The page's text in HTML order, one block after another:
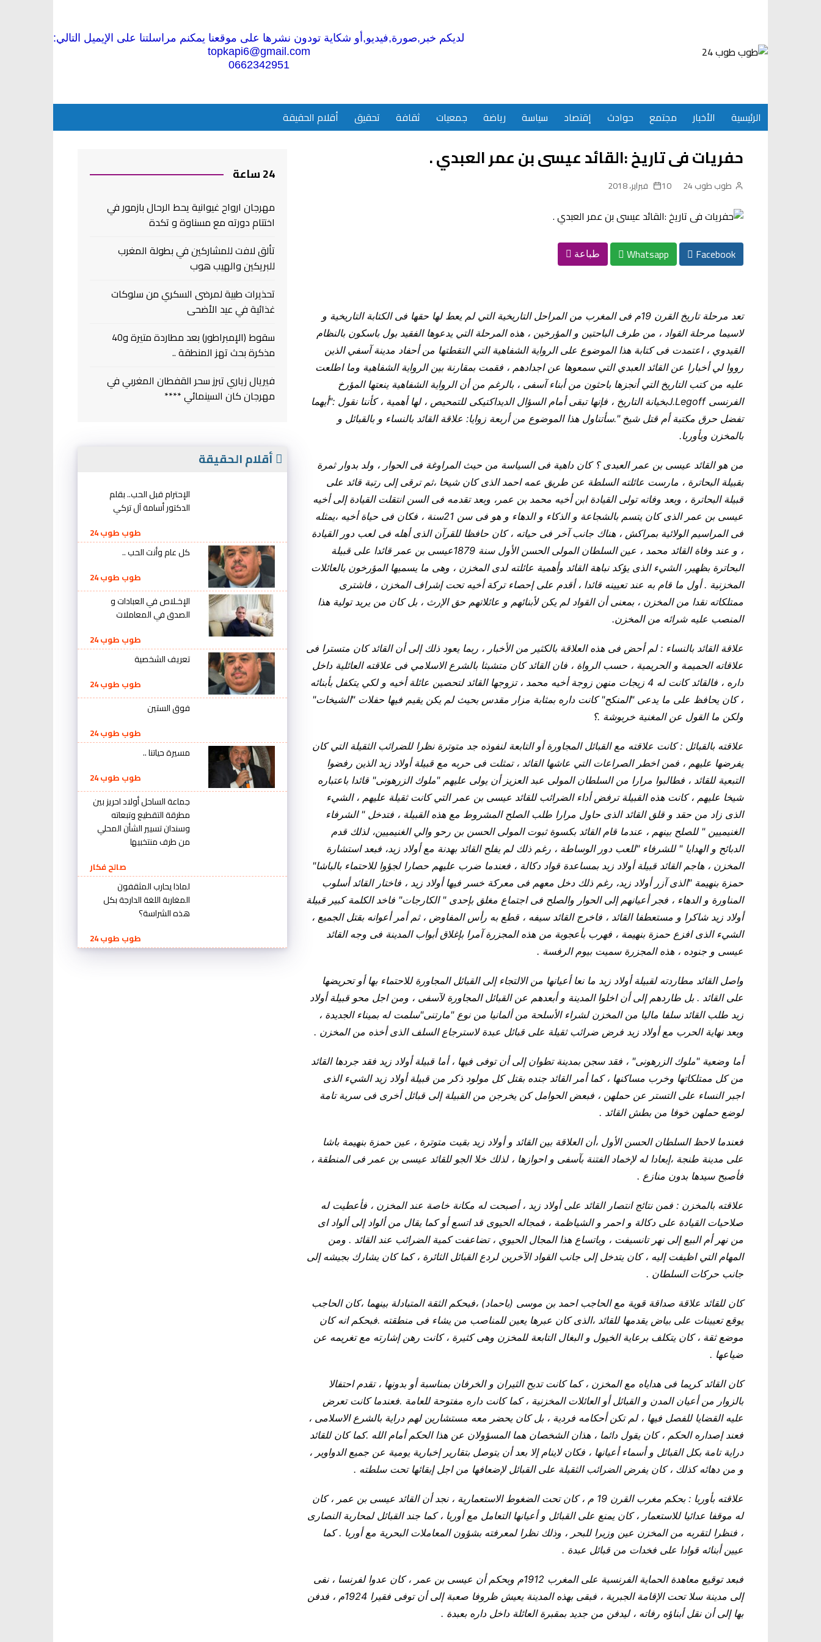
لديكم خبر,صورة,فيديو,أو شكاية تودون نشرها على موقعنا يمكنم مراسلتنا على الإيميل التالي:
topkapi6@gmail.com
0662342951
الرئيسية الأخبار مجتمع حوادث إقتصاد سياسة رياضة جمعيات ثقافة تحقيق أقلام الحقيقة
حفريات فى تاريخ :القائد عيسى بن عمر العبدي .
طوب طوب 24 10 فبراير، 2018
Facebook
Whatsapp طباعة
تعد مرحلة تاريخ القرن 19م فى المغرب من المراحل التاريخية التي لم يعط لها حقها فى الكتابة التاريخية و
لاسيما مرحلة القواد ، من طرف الباحتين و المؤرخين ، هذه المرحلة التي يدعوها الفقيد بول باسكون بالنظام
القيدوي ، اعتمدت فى كتابة هذا الموضوع على الرواية الشفاهية التي التقطتها من أحفاد مدينة آسفي الذين
رووا لي أخبارا عن القائد العبدي التي سمعوها عن اجدادهم ، فقمت بمقارنة بين الرواية الشفاهية وما اطلعت
عليه من كتب التاريخ التي أنجزها باحثون من أبناء آسفى ، بالرغم من أن الرواية الشفاهية ينعتها المؤرخ
الفرنسىJ.Legoffبخيانة التاريخ ، فإنها تبقى أمام السؤال الديداكتيكى للتمحيص ، لها أهمية ، كأننا نقول :"أيهما
تفضل حرق مكتبة أم قتل شيخ ".سأتناول هذا الموضوع من أربعة زوايا: علاقة القائد بالنساء و بالقبائل و
بالمخزن وبأوربا.
من هو القائد عيسى بن عمر العبدى ؟ كان داهية فى السياسة من حيث المراوغة فى الحوار ، ولد بدوار ثمرة
بقبيلة البحاترة ، مارست عائلته السلطة عن طريق عمه احمد الذى كان شيخا ،ثم ترقى إلى رتبة قائد على
قبيلة البحاترة ، وبعد وفاته تولى القيادة ابن أخيه محمد بن عمر، وبعد تقدمه فى السن انتقلت القيادة إلى أخيه
عيسى بن عمر الذى كان يتسم بالشجاعة و الذكاء و الدهاء و هو فى سن 21سنة ، فكان فى حياة أخيه ،يمثله
فى المراسيم الولائية بمراكش ، هناك جانب آخر فى حياته ، كان حافظا للقرآن الذى أهله فى لعب دور القيادة
، و عند وفاة القائد محمد ، عين السلطان المولى الحسن الأول سنة 1879عيسى بن عمر قائدا على قبيلة
البحاترة بظهير، الشيء الذى يؤكد نباهة القائد وأهمية عائلته لدى المخزن ، وهى ما يسميها المؤرخون بالعائلات
المخزنية . أول ما قام به عند تعيينه قائدا ، أقدم على إحصاء تركة أخيه تحت إشراف المخزن ، فاشترى
ممتلكاته نقدا من المخزن ، بمعنى أن القواد لم يكن لأبنائهم و عائلاتهم حق الإرث ، بل كان من يريد تولية هذا
المنصب عليه شرائه من المخزن.
علاقة القائد بالنساء : لم أحض فى هذه العلاقة بالكثير من الأخبار ، ربما يعود ذلك إلى أن القائد كان متسترا فى
علاقاته الحميمة و الحريمية ، حسب الرواة ، فان القائد كان متشبثا بالشرع الاسلامي فى علاقته العائلية داخل
داره ، فالقائد كانت له 4 زيجات منهن زوجة أخيه محمد ، تزوجها القائد لتحصين عائلة أخيه و لكي يتكفل بأبنائه
، كان يحافظ على ما يدعى "المنكح" كانت داره بمثابة مزار مقدس بحيث لم يكن يقيم فيها حفلات "الشيخات"
ولكن ما القول عن المغنية خربوشة .؟
علاقته بالقبائل : كانت علاقته مع القبائل المجاورة أو التابعة لنفوذه جد متوترة نظرا للضرائب الثقيلة التي كان
يفرضها عليهم ، فمن اخطر الصراعات التي عاشها القائد ، تمثلت فى حربه مع قبيلة أولاد زيد الذين رفضوا
التبعية للقائد ، فطالبوا مرارا من السلطان المولى عبد العزيز أن يولى عليهم "ملوك الزرهونى" قائدا باعتباره
شيخا عليهم ، كانت هذه القبيلة ترفض أداء الضرائب للقائد عيسى بن عمر التي كانت ثقيلة عليهم ، الشيء
الذى زاد من حقد و قلق القائد الذى حاول مرارا طلب الصلح المشروط مع هذه القبيلة ، فتدخل " الشرفاء
الغنيميين " للصلح بينهم ، عندما قام القائد بكسوة ثبوت المولى الحسن بن رحو والي الغنيميين، لذلك قدم
الدبائح و الهدايا " للشرفاء "للعب دور الوساطة ، رغم ذلك لم يفلح القائد بهدنة مع أولاد زيد، فبعد استشارة
المخزن ، هاجم القائد قبيلة أولاد زيد بمساعدة قواد دكالة ، فعندما ضرب عليهم حصارا لجؤوا للاحتماء بالباشا"
حمزة بنهيمة "الذى آزر أولاد زيد، رغم ذلك دخل معهم فى معركة خسر فيها أولاد زيد ، فاختار القائد أسلوب
المناورة و الدهاء ، فجر أعيانهم إلى الحوار والصلح فى اجتماع مغلق بإحدى " الكارجات" فاخد الكلمة كبير قبيلة
أولاد زيد شاكرا و مستعطفا القائد ، فاخرج القائد سيفه ، قطع به رأس المفاوض ، ثم أمر أعوانه بقتل الجميع ،
الشيء الذى افزع حمزة بنهيمة ، فهرب بأعجوبة من هذه المجزرة آمرا بإغلاق أبواب المدينة فى وجه القائد
عيسى و جنوده ، هذه المجزرة سميت بيوم الرفسة .
واصل القائد مطاردته لقبيلة أولاد زيد ما نعا أعيانها من الالتجاء إلى القبائل المجاورة للاحتماء بها أو تحريضها
على القائد . بل طاردهم إلى أن اخلوا المدينة و أبعدهم عن القبائل المجاورة لآسفى ، ومن اجل محو قبيلة أولاد
زيد طلب القائد سلفا ماليا من المخزن لشراء الأسلحة من ألمانيا من نوع "مارتنى"سلمت له بميناء الجديدة ،
وبعد نهاية الحرب مع أولاد زيد فرض ضرائب ثقيلة على قبائل عبدة لاسترجاع السلف الذى أخذه من المخزن .
أما وضعية "ملوك الزرهونى" ، فقد سجن بمدينة تطوان إلى أن توفى فيها ، أما قبيلة أولاد زيد فقد جردها القائد
من كل ممتلكاتها وخرب مساكنها ، كما أمر القائد جنده بقتل كل مولود ذكر من قبيلة أولاد زيد الشيء الذى
اجبر النساء على التستر عن حملهن ، فبعض الحوامل كن يخرجن من القبيلة إلى قبائل أخرى فى سرية تامة
لوضع حملهن خوفا من بطش القائد .
فعندما لاحظ السلطان الحسن الأول ،أن العلاقة بين القائد و أولاد زيد بقيت متوترة ، عين حمزة بنهيمة باشا
على مدينة طنجة ،إبعادا له لإخماد الفتنة بآسفى و احوازها ، لذلك خلا الجو للقائد عيسى بن عمر فى المنطقة ،
فأصبح سيدها بدون منازع .
علاقته بالمخزن : فمن نتائج انتصار القائد على أولاد زيد ، أصبحت له مكانة خاصة عند المخزن ، فأعطيت له
صلاحيات القيادة على دكالة و احمر و الشياظمة ، فمجاله الحيوى قد اتسع أو كما يقال من ألواد إلى ألواد اى
من نهر أم البيع إلى نهر تانسيفت ، وباتساع هذا المجال الحيوي ، تضاعفت كمية الضرائب عند القائد . ومن
المهام التي اظيفت إليه ، كان يتدخل إلى جانب القواد الآخرين لردع القبائل الثائرة ، كما كان يشارك بجيشه إلى
جانب حركات السلطان .
كان للقائد علاقة صداقة قوية مع الحاجب احمد بن موسى (باحماد) ،فبحكم الثقة المتبادلة بينهما ،كان الحاجب
يوقع تعيينات على بياض يقدمها للقائد ،الذى كان عبرها يعين للمناصب من يشاء فى منطقته .فبحكم انه كان
موضع ثقة ، كان يتكلف برعاية الخيول و البغال التابعة للمخزن وهى كثيرة ، كانت رهن إشارته مع تغريمه عن
ضياعها .
كان القائد كريما فى هداياه مع المخزن ، كما كانت تدبح الثيران و الخرفان بمناسبة أو بدونها ، تقدم احتفالا
بالزوار من أعيان المدن و القبائل أو العائلات المخزنية ، كما كانت داره مفتوحة للعامة .فعندما كانت تعرض
عليه القضايا للفصل فيها ، لم تكن أحكامه فردية ، بل كان يحضر معه مستشارين لهم دراية بالشرع الاسلامى ،
فعند إصداره الحكم ، كان يقول دائما ، هذان الشخصان هما المسؤولان عن هذا الحكم أمام الله .كما كان للقائد
دراية تامة بكل القبائل و أسماء أعيانها ، فكان لاينام إلا بعد أن يتوصل بتقارير إخبارية يومية عن جميع الدواوير ،
و من دهائه كذلك ، كان يفرض الضرائب الثقيلة على القبائل لإضعافها من اجل إبقائها تحت سلطته .
علاقته بأوربا : بحكم مغرب القرن 19 م ، كان تحت الضغوط الاستعمارية ، نجد أن القائد عيسى بن عمر ، كان
له موقفا عدائيا للاستعمار ، كان يمنع على القبائل و أعيانها التعامل مع أوربا ، كما جند القبائل لمحاربة النصارى
، فنظرا لتقربه من المخزن عين وزيرا للبحر ، وذلك نظرا لمعرفته بشؤون المعاملات البحرية مع أوربا . كما
عيين أبنائه قوادا على فخدات من قبائل عبدة .
فبعد توقيع معاهدة الحماية الفرنسية على المغرب 1912م وبحكم أن عيسى بن عمر ، كان عدوا لفرنسا ، نفى
إلى مدينة سلا تحت الإقامة الجبرية ، فبقى بهذه المدينة يعيش ظروفا صعبة إلى أن توفى فقيرا 1924م ، فدفن
بها إلى أن نقل أبناؤه رفاته ، ليدفن من جديد بمقبرة العائلة داخل داره بعبدة .
24 ساعة
مهرجان ارواح غيوانية يحط الرحال بازمور في
اختتام دورته مع مسناوة و تكدة
تألق لافت للمشاركين في بطولة المغرب
للبريكين والهيب هوب
تحذيرات طبية لمرضى السكري من سلوكات
غذائية في عيد الأضحى
سقوط (الإمبراطور) بعد مطاردة متيرة و40
مذكرة بحث تهز المنطقة ..
فيريال زياري تبرز سحر القفطان المغربي في
مهرجان كان السينمائي ****
أقلام الحقيقة
الإحترام قبل الحب.. بقلم
الدكتور أسامة آل تركي
طوب طوب 24
كل عام وأنت الحب ..
طوب طوب 24
الإخـلاص في العبادات و
الصدق في المعاملات
طوب طوب 24
تعريف الشخصية
طوب طوب 24
فوق الستين
طوب طوب 24
مسيرة حياتنا ..
طوب طوب 24
جماعة الساحل أولاد احريز بين
مطرقة التقطيع وتبعاته
وسندان تسيير الشأن المحلي
من طرف منتخبيها
صالح فكار
لماذا يحارب المثقفون
المغاربة اللغة الدارجة بكل
هذه الشراسة؟
طوب طوب 24